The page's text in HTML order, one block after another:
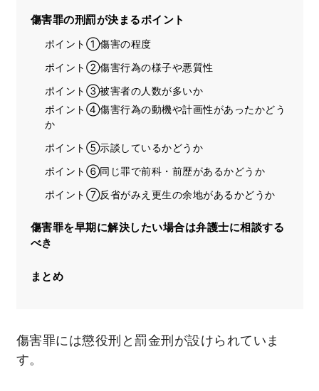
傷害罪の刑罰が決まるポイント
ポイント①傷害の程度
ポイント②傷害行為の様子や悪質性
ポイント③被害者の人数が多いか
ポイント④傷害行為の動機や計画性があったかどう
か
ポイント⑤示談しているかどうか
ポイント⑥同じ罪で前科・前歴があるかどうか
ポイント⑦反省がみえ更生の余地があるかどうか
傷害罪を早期に解決したい場合は弁護士に相談する
べき
まとめ
傷害罪には懲役刑と罰金刑が設けられていま
す。